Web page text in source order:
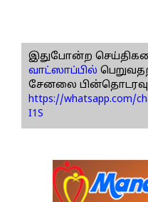
இதுபோன்ற
வாட்ஸாப்பில்
சேனலை
https://whatsapp.com/
I1S